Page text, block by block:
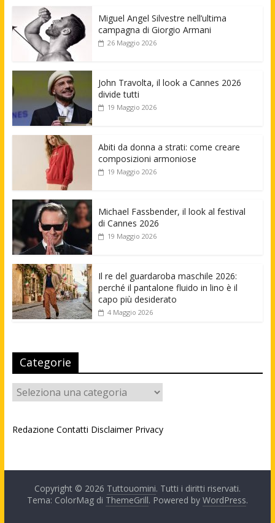
Miguel Angel Silvestre nell’ultima
campagna di Giorgio Armani
26 Maggio 2026
John Travolta, il look a Cannes 2026
divide tutti
19 Maggio 2026
Abiti da donna a strati: come creare
composizioni armoniose
19 Maggio 2026
Michael Fassbender, il look al festival
di Cannes 2026
19 Maggio 2026
Il re del guardaroba maschile 2026:
perché il pantalone fluido in lino è il
capo più desiderato
4 Maggio 2026
Categorie
Categorie
Redazione Contatti Disclaimer Privacy
Copyright © 2026 Tuttouomini. Tutti i diritti riservati.
Tema: ColorMag di ThemeGrill. Powered by WordPress.